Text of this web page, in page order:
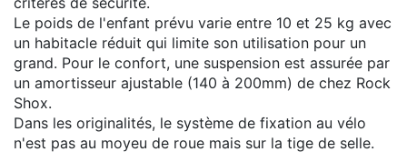
Le poids de l'enfant prévu varie entre 10 et 25 kg avec
un habitacle réduit qui limite son utilisation pour un
grand. Pour le confort, une suspension est assurée par
un amortisseur ajustable (140 à 200mm) de chez Rock
Shox.
Dans les originalités, le système de fixation au vélo
n'est pas au moyeu de roue mais sur la tige de selle.